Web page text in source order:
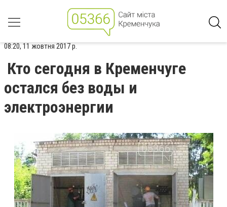
08:20, 11 жовтня 2017 р.
Кто сегодня в Кременчуге
остался без воды и
электроэнергии